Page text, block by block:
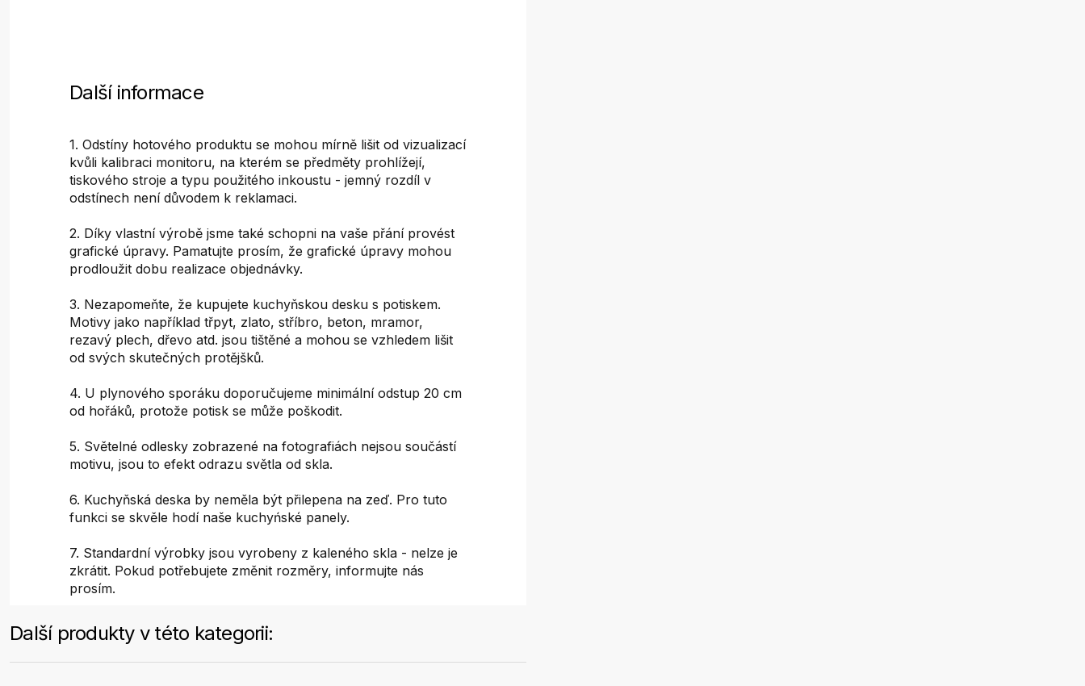
Další informace
1. Odstíny hotového produktu se mohou mírně lišit od vizualizací
kvůli kalibraci monitoru, na kterém se předměty prohlížejí,
tiskového stroje a typu použitého inkoustu - jemný rozdíl v
odstínech není důvodem k reklamaci.
2. Díky vlastní výrobě jsme také schopni na vaše přání provést
grafické úpravy. Pamatujte prosím, že grafické úpravy mohou
prodloužit dobu realizace objednávky.
3. Nezapomeňte, že kupujete kuchyňskou desku s potiskem.
Motivy jako například třpyt, zlato, stříbro, beton, mramor,
rezavý plech, dřevo atd. jsou tištěné a mohou se vzhledem lišit
od svých skutečných protějšků.
4. U plynového sporáku doporučujeme minimální odstup 20 cm
od hořáků, protože potisk se může poškodit.
5. Světelné odlesky zobrazené na fotografiách nejsou součástí
motivu, jsou to efekt odrazu světla od skla.
6. Kuchyňská deska by neměla být přilepena na zeď. Pro tuto
funkci se skvěle hodí naše kuchyńské panely.
7. Standardní výrobky jsou vyrobeny z kaleného skla - nelze je
zkrátit. Pokud potřebujete změnit rozměry, informujte nás
prosím.
Další produkty v této kategorii: